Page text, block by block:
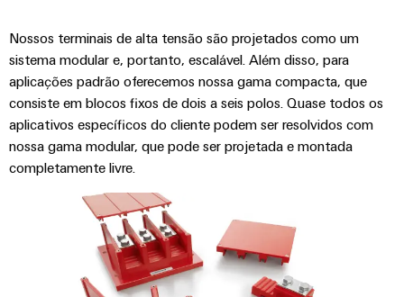
Nossos terminais de alta tensão são projetados como um
sistema modular e, portanto, escalável. Além disso, para
aplicações padrão oferecemos nossa gama compacta, que
consiste em blocos fixos de dois a seis polos. Quase todos os
aplicativos específicos do cliente podem ser resolvidos com
nossa gama modular, que pode ser projetada e montada
completamente livre.